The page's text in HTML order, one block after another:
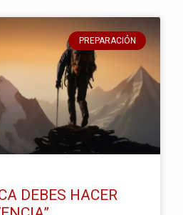
PREPARACIÓN
DEBES HACER